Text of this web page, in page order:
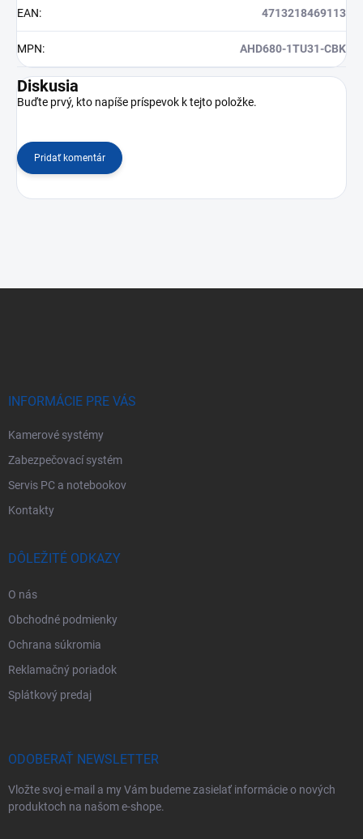
EAN: 4713218469113
MPN: AHD680-1TU31-CBK
Diskusia
Buďte prvý, kto napíše príspevok k tejto položke.
Pridať komentár
INFORMÁCIE PRE VÁS
Kamerové systémy
Zabezpečovací systém
Servis PC a notebookov
Kontakty
DÔLEŽITÉ ODKAZY
O nás
Obchodné podmienky
Ochrana súkromia
Reklamačný poriadok
Splátkový predaj
ODOBERAŤ NEWSLETTER
Vložte svoj e-mail a my Vám budeme zasielať informácie o nových
produktoch na našom e-shope.